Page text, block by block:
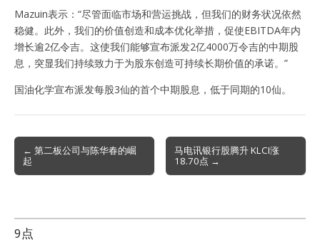
Mazuin表示：“尽管面临市场和营运挑战，但我们的财务状况依然
稳健。此外，我们的价值创造和成本优化举措，促使EBITDA年内
增长逾2亿令吉。这使我们能够宣布派发2亿4000万令吉的中期股
息，突显我们持续致力于为股东创造可持续长期价值的承诺。”
国油化学宣布派发每股3仙的首个中期股息，低于同期的10仙。
Post
navigation
← 第二板公司与陈华春的崛
起
马电讯银行股腾升 KLCI涨
18.70点 →
9点